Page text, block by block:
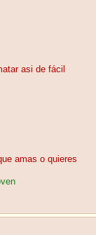
asi de fácil
amas o quieres